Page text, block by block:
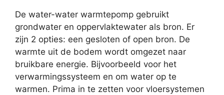
De water-water warmtepomp gebruikt
grondwater en oppervlaktewater als bron. Er
zijn 2 opties: een gesloten of open bron. De
warmte uit de bodem wordt omgezet naar
bruikbare energie. Bijvoorbeeld voor het
verwarmingssysteem en om water op te
warmen. Prima in te zetten voor vloersystemen